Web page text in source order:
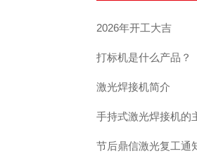
2026年开工大吉
打标机是什么产品？
激光焊接机简介
手持式激光焊接机的
节后鼎信激光复工通